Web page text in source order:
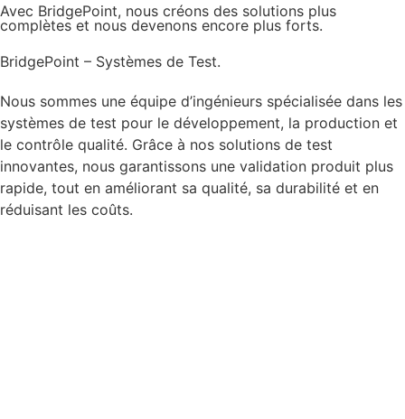
Avec BridgePoint, nous créons des solutions plus
complètes et nous devenons encore plus forts.
BridgePoint – Systèmes de Test.
Nous sommes une équipe d’ingénieurs spécialisée dans les
systèmes de test pour le développement, la production et
le contrôle qualité. Grâce à nos solutions de test
innovantes, nous garantissons une validation produit plus
rapide, tout en améliorant sa qualité, sa durabilité et en
réduisant les coûts.